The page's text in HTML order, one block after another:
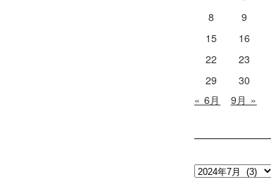
8
9
15
16
22
23
29
30
« 6月
9月 »
ア